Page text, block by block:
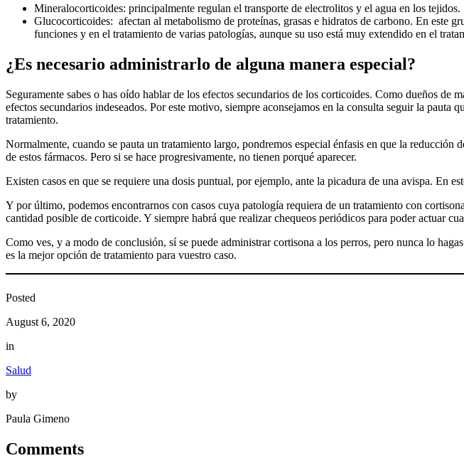
Mineralocorticoides: principalmente regulan el transporte de electrolitos y el agua en los tejidos.
Glucocorticoides: afectan al metabolismo de proteínas, grasas e hidratos de carbono. En este
funciones y en el tratamiento de varias patologías, aunque su uso está muy extendido en el
¿Es necesario administrarlo de alguna manera especial?
Seguramente sabes o has oído hablar de los efectos secundarios de los corticoides. Como dueños de
efectos secundarios indeseados. Por este motivo, siempre aconsejamos en la consulta seguir la
tratamiento.
Normalmente, cuando se pauta un tratamiento largo, pondremos especial énfasis en que la
de estos fármacos. Pero si se hace progresivamente, no tienen porqué aparecer.
Existen casos en que se requiere una dosis puntual, por ejemplo, ante la picadura de una avispa. En
Y por último, podemos encontrarnos con casos cuya patología requiera de un tratamiento con
cantidad posible de corticoide. Y siempre habrá que realizar chequeos periódicos para poder actuar
Como ves, y a modo de conclusión, sí se puede administrar cortisona a los perros, pero nunca lo
es la mejor opción de tratamiento para vuestro caso.
Posted
August 6, 2020
in
Salud
by
Paula Gimeno
Comments